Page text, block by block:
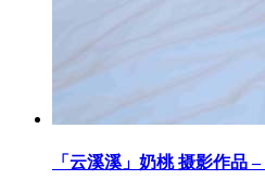
「云溪溪」奶桃 摄影作品